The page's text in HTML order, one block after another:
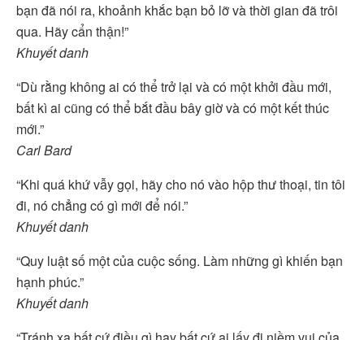
bạn đã nói ra, khoảnh khắc bạn bỏ lỡ và thời gian đã trôi
qua. Hãy cẩn thận!”
Khuyết danh
“Dù rằng không ai có thể trở lại và có một khởi đầu mới,
bất kì ai cũng có thể bắt đầu bây giờ và có một kết thúc
mới.”
Carl Bard
“Khi quá khứ vẫy gọi, hãy cho nó vào hộp thư thoại, tin tôi
đi, nó chẳng có gì mới để nói.”
Khuyết danh
“Quy luật số một của cuộc sống. Làm những gì khiến bạn
hạnh phúc.”
Khuyết danh